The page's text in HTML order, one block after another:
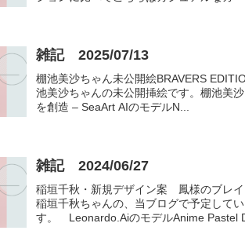
雑記 2025/07/13
棚池美沙ちゃん未公開絵BRAVERS
池美沙ちゃんの未公開挿絵です。棚池美
を創造 – SeaArt AIのモデルN...
雑記 2024/06/27
稲垣千秋・新規デザイン案 鳳様のブレ
稲垣千秋ちゃんの、当ブログで予定して
す。 Leonardo.AiのモデルAnime Pastel